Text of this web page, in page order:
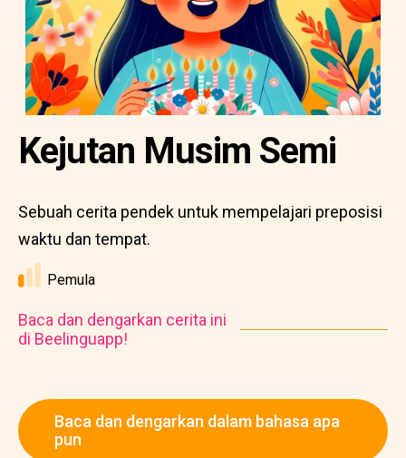
Kejutan Musim Semi
Sebuah cerita pendek untuk mempelajari preposisi
waktu dan tempat.
Pemula
Baca dan dengarkan cerita ini
di Beelinguapp!
Baca dan dengarkan dalam bahasa apa
pun